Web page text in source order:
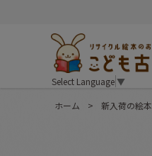
Select Language▼
ホーム > 新入荷の絵本